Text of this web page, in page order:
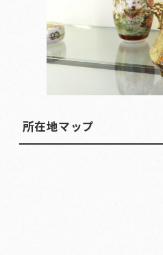
所在地マップ